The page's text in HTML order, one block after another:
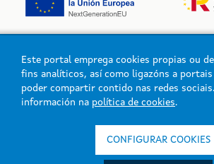
Logo da Xunta de Galicia
Este portal emprega cookies propias ou
fins analíticos, así como ligazóns a
poder compartir contido nas redes
información na política de cookies.
CONFIGURAR COOKIES